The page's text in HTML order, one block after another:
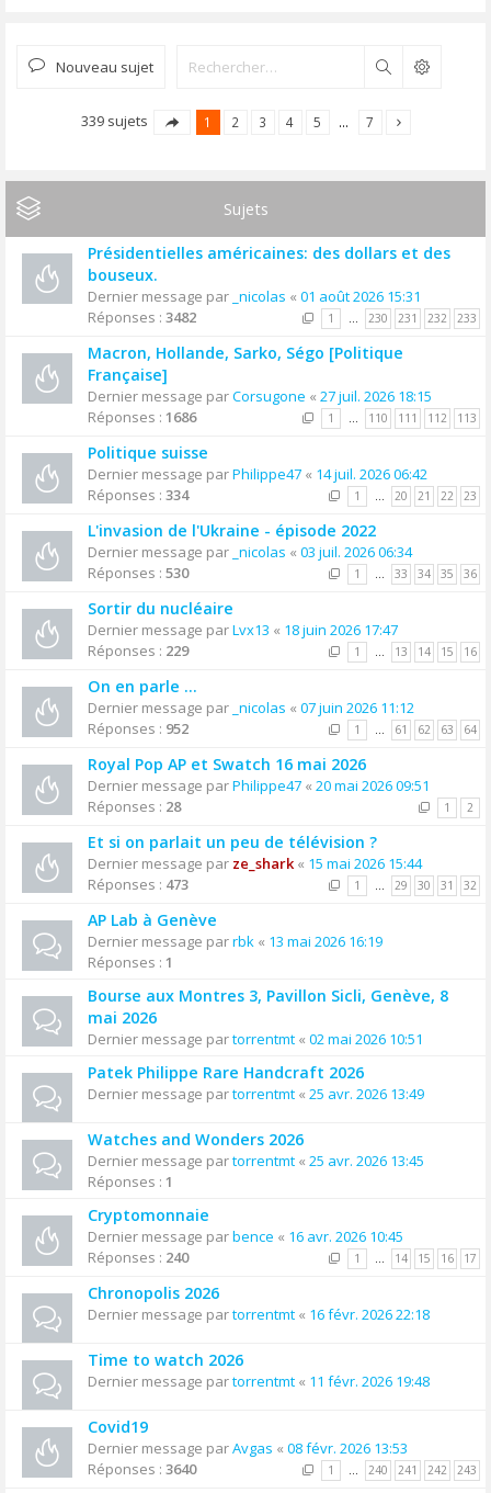
Nouveau sujet Rechercher
339 sujets 1 2 3 4 5 … 7
Sujets
Présidentielles américaines: des dollars et des
bouseux.
Dernier message par _nicolas « 01 août 2026 15:31
Réponses : 3482 1 … 230 231 232 233
Macron, Hollande, Sarko, Ségo [Politique
Française]
Dernier message parCorsugone « 27 juil. 2026 18:15
Réponses : 1686 1 … 110 111 112 113
Politique suisse
Dernier message parPhilippe47 « 14 juil. 2026 06:42
Réponses : 334 1 … 20 21 22 23
L'invasion de l'Ukraine - épisode 2022
Dernier message par _nicolas « 03 juil. 2026 06:34
Réponses : 530 1 … 33 34 35 36
Sortir du nucléaire
Dernier message parLvx13 « 18 juin 2026 17:47
Réponses : 229 1 … 13 14 15 16
On en parle ...
Dernier message par _nicolas « 07 juin 2026 11:12
Réponses : 952 1 … 61 62 63 64
Royal Pop AP et Swatch 16 mai 2026
Dernier message parPhilippe47 « 20 mai 2026 09:51
Réponses : 28 1 2
Et si on parlait un peu de télévision ?
Dernier message par ze_shark« 15 mai 2026 15:44
Réponses : 473 1 … 29 30 31 32
AP Lab à Genève
Dernier message parrbk « 13 mai 2026 16:19
Réponses : 1
Bourse aux Montres 3, Pavillon Sicli, Genève, 8
mai 2026
Dernier message partorrentmt « 02 mai 2026 10:51
Patek Philippe Rare Handcraft 2026
Dernier message partorrentmt « 25 avr. 2026 13:49
Watches and Wonders 2026
Dernier message partorrentmt « 25 avr. 2026 13:45
Réponses : 1
Cryptomonnaie
Dernier message parbence « 16 avr. 2026 10:45
Réponses : 240 1 … 14 15 16 17
Chronopolis 2026
Dernier message partorrentmt « 16 févr. 2026 22:18
Time to watch 2026
Dernier message partorrentmt « 11 févr. 2026 19:48
Covid19
Dernier message parAvgas « 08 févr. 2026 13:53
Réponses : 3640 1 … 240 241 242 243